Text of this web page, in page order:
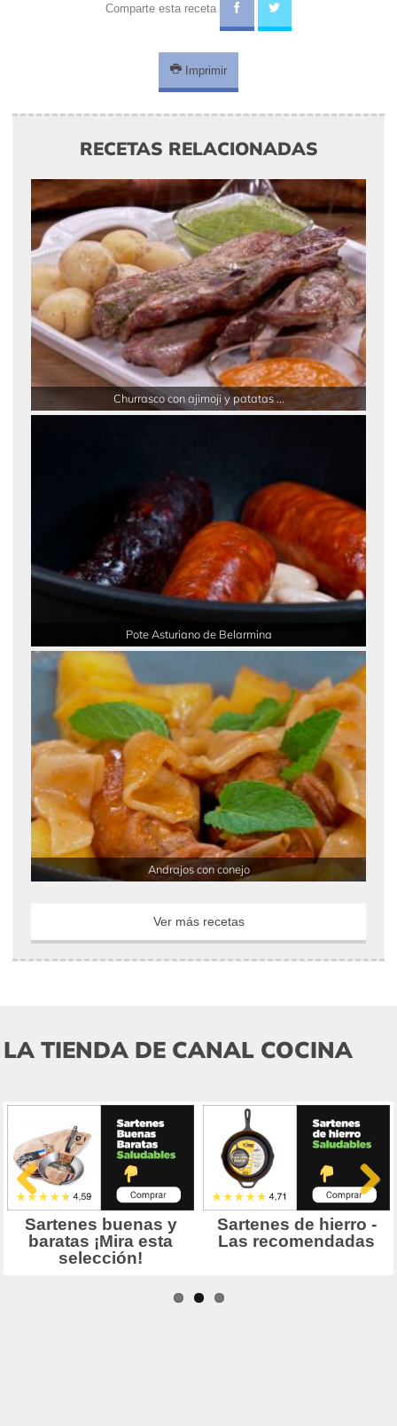
Comparte esta receta
Imprimir
RECETAS RELACIONADAS
Churrasco con ajimoji y patatas ...
Pote Asturiano de Belarmina
Andrajos con conejo
Ver más recetas
LA TIENDA DE CANAL COCINA